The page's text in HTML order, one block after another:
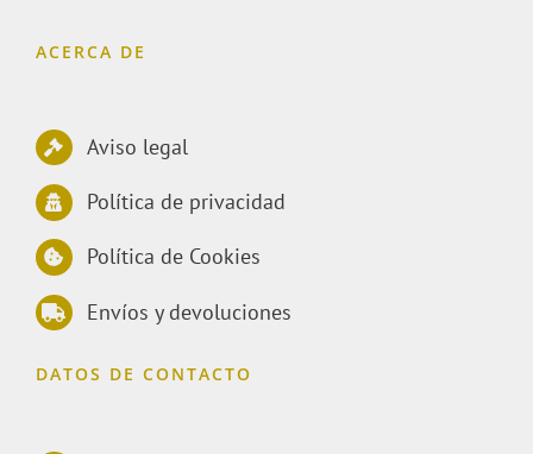
ACERCA DE
Aviso legal
Política de privacidad
Política de Cookies
Envíos y devoluciones
DATOS DE CONTACTO